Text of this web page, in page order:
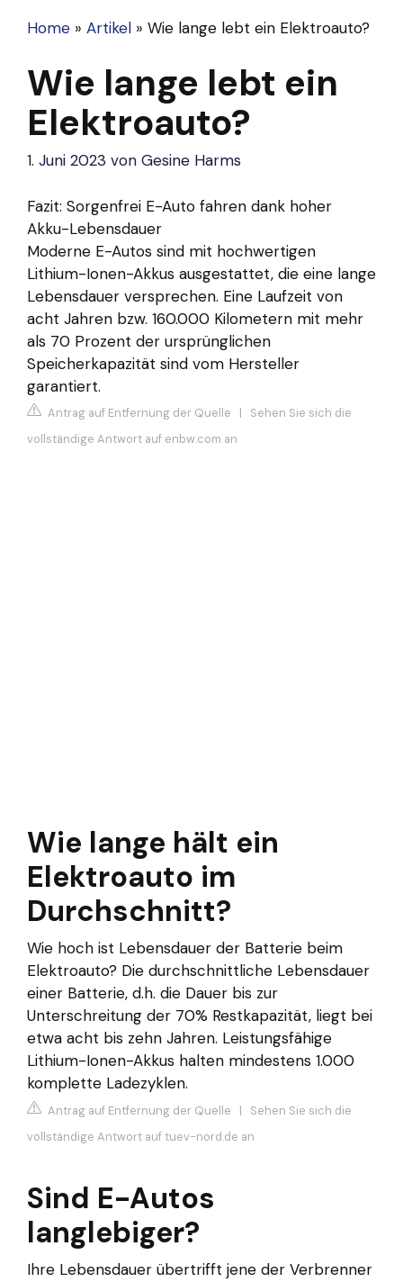
Home » Artikel » Wie lange lebt ein Elektroauto?
Wie lange lebt ein
Elektroauto?
1. Juni 2023 von Gesine Harms
Fazit: Sorgenfrei E-Auto fahren dank hoher
Akku-Lebensdauer
Moderne E-Autos sind mit hochwertigen
Lithium-Ionen-Akkus ausgestattet, die eine lange
Lebensdauer versprechen. Eine Laufzeit von
acht Jahren bzw. 160.000 Kilometern mit mehr
als 70 Prozent der ursprünglichen
Speicherkapazität sind vom Hersteller
garantiert.
Antrag auf Entfernung der Quelle | Sehen Sie sich die
vollständige Antwort auf enbw.com an
Wie lange hält ein
Elektroauto im
Durchschnitt?
Wie hoch ist Lebensdauer der Batterie beim
Elektroauto? Die durchschnittliche Lebensdauer
einer Batterie, d.h. die Dauer bis zur
Unterschreitung der 70% Restkapazität, liegt bei
etwa acht bis zehn Jahren. Leistungsfähige
Lithium-Ionen-Akkus halten mindestens 1.000
komplette Ladezyklen.
Antrag auf Entfernung der Quelle | Sehen Sie sich die
vollständige Antwort auf tuev-nord.de an
Sind E-Autos
langlebiger?
Ihre Lebensdauer übertrifft jene der Verbrenner